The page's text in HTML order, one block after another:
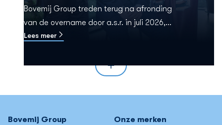
Bovemij Group treden terug na afronding
van de overname door a.s.r. in juli 2026,
onder voorbehoud van goedkeuring door
Lees meer
Bovemij Group Onze merken